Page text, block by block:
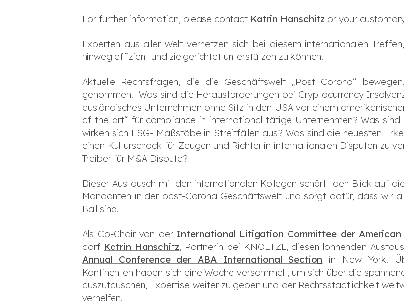
For further information, please contact Katrin Hanschitz or your
Experten aus aller Welt vernetzen sich bei diesem internationalen
hinweg effizient und zielgerichtet unterstützen zu können.
Aktuelle Rechtsfragen, die die Geschäftswelt „Post Corona“
genommen. Was sind die Herausforderungen bei Cryptocurrency
ausländisches Unternehmen ohne Sitz in den USA vor einem
of the art“ für compliance in international tätige Unternehmen? Was
wirken sich ESG- Maßstäbe in Streitfällen aus? Was sind die neuesten
einen Kulturschock für Zeugen und Richter in internationalen Disputen zu
Treiber für M&A Dispute?
Dieser Austausch mit den internationalen Kollegen schärft den Blick auf
Mandanten in der post-Corona Geschäftswelt und sorgt dafür, dass wir
Ball sind.
Als Co-Chair von der International Litigation Committee der
darf Katrin Hanschitz , Partnerin bei KNOETZL, diesen lohnenden
Annual Conference der ABA International Section in New York.
Kontinenten haben sich eine Woche versammelt, um sich über die
auszutauschen, Expertise weiter zu geben und der Rechtsstaatlichkeit
verhelfen.